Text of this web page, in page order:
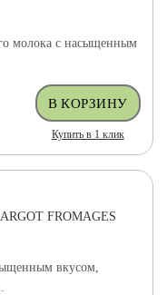
молока с насыщенным
Купить в 1 клик
FROMAGES
вкусом,